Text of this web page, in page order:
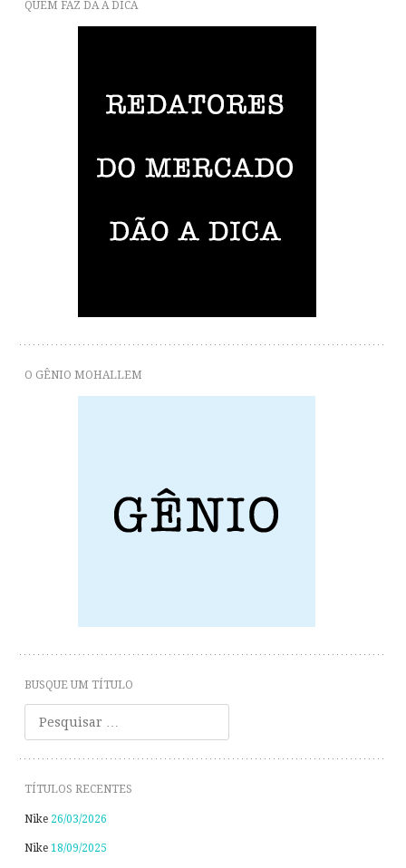
QUEM FAZ DÁ A DICA
O GÊNIO MOHALLEM
BUSQUE UM TÍTULO
Pesquisar
TÍTULOS RECENTES
Nike 26/03/2026
Nike 18/09/2025